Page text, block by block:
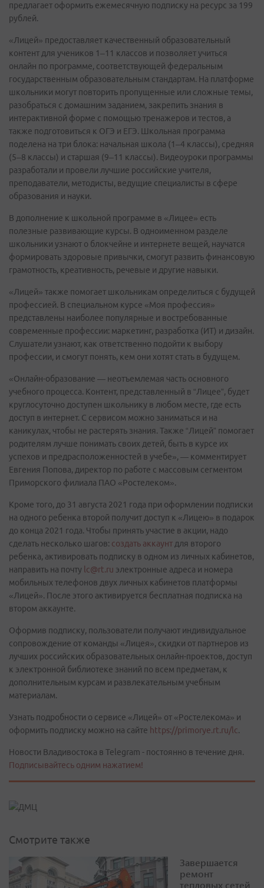
предлагает оформить ежемесячную подписку на ресурс за 199
рублей.
«Лицей» предоставляет качественный образовательный
контент для учеников 1–11 классов и позволяет учиться
онлайн по программе, соответствующей федеральным
государственным образовательным стандартам. На платформе
школьники могут повторить пропущенные или сложные темы,
разобраться с домашним заданием, закрепить знания в
интерактивной форме с помощью тренажеров и тестов, а
также подготовиться к ОГЭ и ЕГЭ. Школьная программа
поделена на три блока: начальная школа (1–4 классы), средняя
(5–8 классы) и старшая (9–11 классы). Видеоуроки программы
разработали и провели лучшие российские учителя,
преподаватели, методисты, ведущие специалисты в сфере
образования и науки.
В дополнение к школьной программе в «Лицее» есть
полезные развивающие курсы. В одноименном разделе
школьники узнают о блокчейне и интернете вещей, научатся
формировать здоровые привычки, смогут развить финансовую
грамотность, креативность, речевые и другие навыки.
«Лицей» также помогает школьникам определиться с будущей
профессией. В специальном курсе «Моя профессия»
представлены наиболее популярные и востребованные
современные профессии: маркетинг, разработка (ИТ) и дизайн.
Слушатели узнают, как ответственно подойти к выбору
профессии, и смогут понять, кем они хотят стать в будущем.
«Онлайн-образование — неотъемлемая часть основного
учебного процесса. Контент, представленный в “Лицее”, будет
круглосуточно доступен школьнику в любом месте, где есть
доступ в интернет. С сервисом можно заниматься и на
каникулах, чтобы не растерять знания. Также “Лицей” помогает
родителям лучше понимать своих детей, быть в курсе их
успехов и предрасположенностей в учебе», — комментирует
Евгения Попова, директор по работе с массовым сегментом
Приморского филиала ПАО «Ростелеком».
Кроме того, до 31 августа 2021 года при оформлении подписки
на одного ребенка второй получит доступ к «Лицею» в подарок
до конца 2021 года. Чтобы принять участие в акции, надо
сделать несколько шагов: создать аккаунт для второго
ребенка, активировать подписку в одном из личных кабинетов,
направить на почту lc@rt.ru электронные адреса и номера
мобильных телефонов двух личных кабинетов платформы
«Лицей». После этого активируется бесплатная подписка на
втором аккаунте.
Оформив подписку, пользователи получают индивидуальное
сопровождение от команды «Лицея», скидки от партнеров из
лучших российских образовательных онлайн-проектов, доступ
к электронной библиотеке знаний по всем предметам, к
дополнительным курсам и развлекательным учебным
материалам.
Узнать подробности о сервисе «Лицей» от «Ростелекома» и
оформить подписку можно на сайте https://primorye.rt.ru/lc.
Новости Владивостока в Telegram - постоянно в течение дня.
Подписывайтесь одним нажатием!
Смотрите также
Завершается
ремонт
тепловых сетей